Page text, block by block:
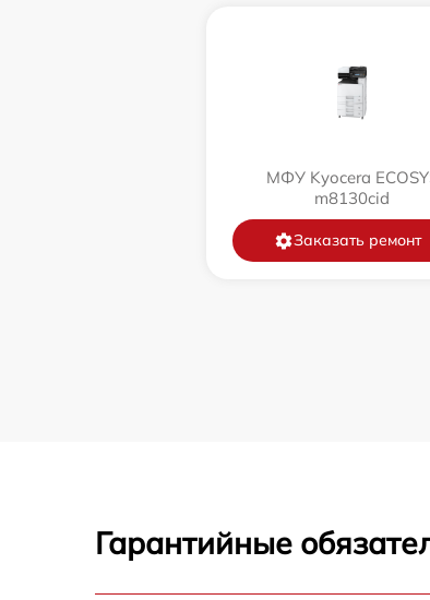
МФУ Kyocera
m8130cid
Заказать ремонт
Гарантийные